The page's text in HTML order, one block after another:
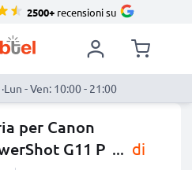
2500+recensioni su
·Lun - Ven: 10:00 - 21:00
per Canon
G11 P ... di